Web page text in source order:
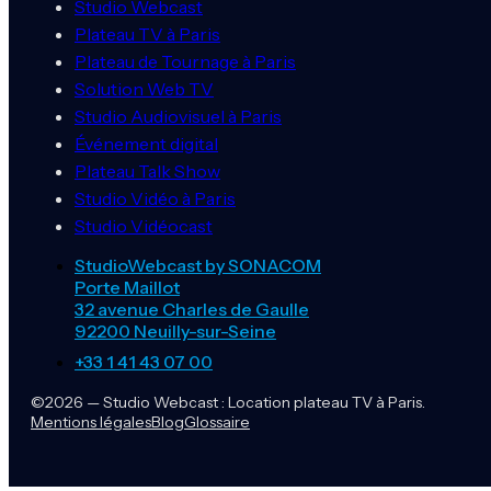
Studio Webcast
Plateau TV à Paris
Plateau de Tournage à Paris
Solution Web TV
Studio Audiovisuel à Paris
Événement digital
Plateau Talk Show
Studio Vidéo à Paris
Studio Vidéocast
StudioWebcast by SONACOM
Porte Maillot
32 avenue Charles de Gaulle
92200 Neuilly-sur-Seine
+33 1 41 43 07 00
©2026 — Studio Webcast : Location plateau TV à Paris.
Mentions légalesBlogGlossaire